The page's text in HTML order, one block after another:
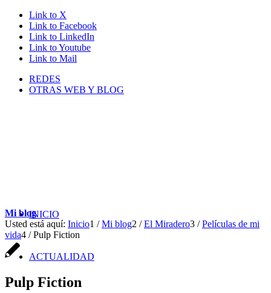
Link to X
Link to Facebook
Link to LinkedIn
Link to Youtube
Link to Mail
REDES
OTRAS WEB Y BLOG
INICIO
ACTUALIDAD
Mi blog
Usted está aquí: Inicio1 / Mi blog2 / El Miradero3 / Películas de mi
vida4 / Pulp Fiction
Pulp Fiction